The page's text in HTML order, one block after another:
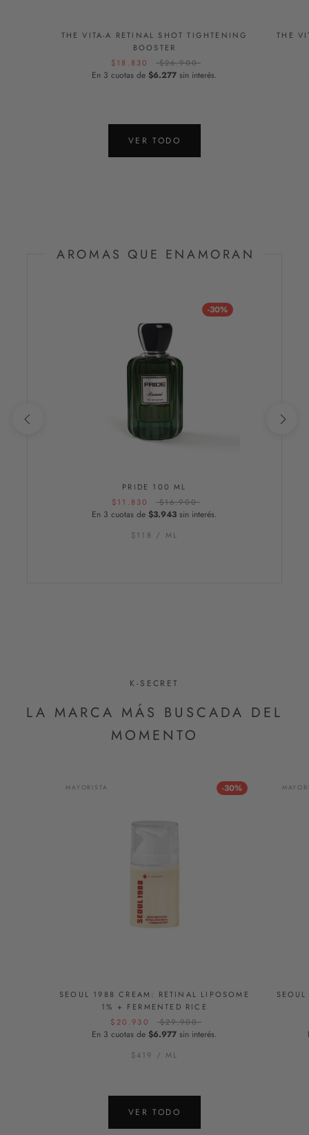
THE VITA-A RETINAL SHOT TIGHTENING
BOOSTER
$18.830
$26.900
En 3 cuotas de $6.277 sin interés.
THE
VER TODO
AROMAS QUE ENAMORAN
-30%
PRIDE 100 ML
$11.830
$16.900
En 3 cuotas de $3.943 sin interés.
$118 / ML
K-SECRET
LA MARCA MÁS BUSCADA DEL
MOMENTO
-30%
MAYORISTA
SEOUL 1988 CREAM: RETINAL LIPOSOME
1% + FERMENTED RICE
$20.930
$29.900
En 3 cuotas de $6.977 sin interés.
$419 / ML
VER TODO